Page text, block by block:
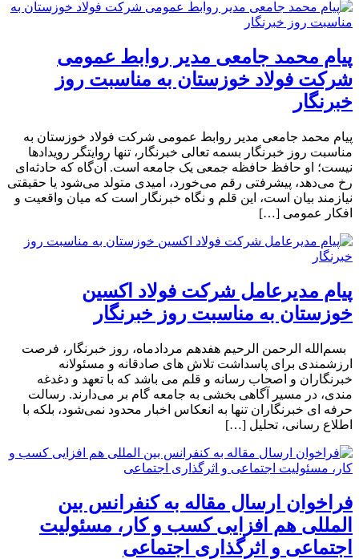
پیام محمد جامعی مدیر روابط عمومی
شرکت فولاد خوزستان به مناسبت روز
خبرنگار
پیام محمد جامعی مدیر روابط عمومی شرکت فولاد خوزستان به
مناسبت روز خبرنگار بسمه تعالی خبرنگار، تنها روایتگر رویدادها
نیست؛ او حافظ حافظه جمعی یک جامعه است. آن‌گاه که حادثه‌ای
رخ می‌دهد، پیشرفتی رقم می‌خورد، امیدی متولد می‌شود یا حقیقتی
نیازمند بیان است، این قلم و نگاه خبرنگار است که میان واقعیت و
افکار عمومی […]
پیام مدیرعامل شرکت فولاد اکسین
خوزستان به مناسبت روز خبرنگار
بسم‌الله الرحمن الرحیم هفدهم مردادماه، روز خبرنگار، فرصت
ارزشمندی برای پاسداشت تلاش‌ های صادقانه و مسئولانه
خبرنگاران و اصحاب رسانه و قلم می باشد که با تعهد و دغدغه‌
مندی، در مسیر آگاهی‌ بخشی به جامعه گام بر می‌دارند. رسالت
حرفه‌ ای خبرنگاران تنها به انعکاس اخبار محدود نمی‌شود، بلکه با
اطلاع رسانی، تحلیل […]
فراخوان ارسال مقاله به کنفرانس بین
المللی هم افزایی کسب و کار، مسئولیت
اجتماعی و اثرگذاری اجتماعی